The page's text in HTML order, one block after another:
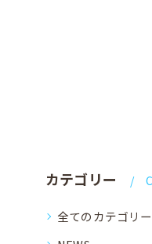
カテゴリー
全てのカテゴリー